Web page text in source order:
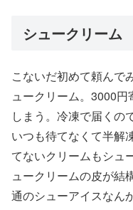
シュークリーム
こないだ初めて頼んで
ュークリーム。3000
しまう。冷凍で届くの
いつも待てなくて半解
てないクリームもシュ
ュークリームの皮が結
通のシューアイスなん